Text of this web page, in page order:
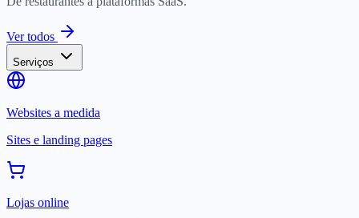
Ver todos
Serviços
Websites a medida
Sites e landing pages
Lojas online